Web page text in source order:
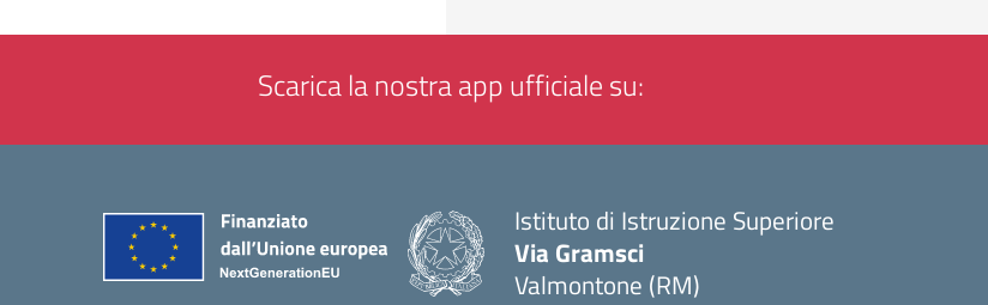
Scarica la nostra app ufficiale su:
Istituto di Istruzione Superiore
Via Gramsci
Valmontone (RM)